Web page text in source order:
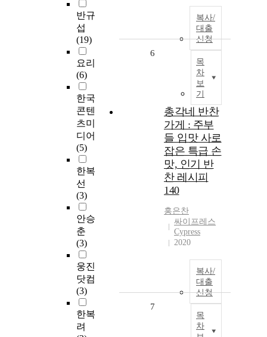
반규
섭
(19)
요리
(6)
한국
콘텐
츠미
디어
(5)
한복
선
(3)
안승
춘
(3)
웅진
닷컴
(3)
한복
려
복사/
대출
신청
목
차
보
기
6
총각네 반찬
가게 : 주부
들 입맛 사로
잡은 특급 손
맛, 인기 반
찬 레시피
140
홍은찬
싸이프레스
Cypress
2020
복사/
대출
신청
목
차
7